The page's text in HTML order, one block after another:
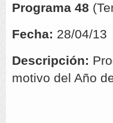
Programa 48
Fecha: 28/04/13
Descripción:
motivo del Año